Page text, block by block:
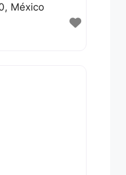
México